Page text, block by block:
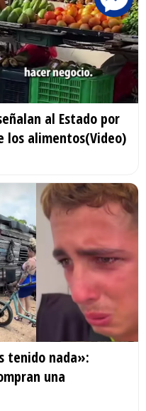
al Estado por
los alimentos(Video)
tenido nada»:
una